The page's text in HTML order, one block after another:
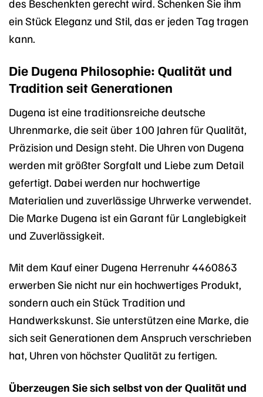
des Beschenkten gerecht wird. Schenken Sie ihm
ein Stück Eleganz und Stil, das er jeden Tag tragen
kann.
Die Dugena Philosophie: Qualität und
Tradition seit Generationen
Dugena ist eine traditionsreiche deutsche
Uhrenmarke, die seit über 100 Jahren für Qualität,
Präzision und Design steht. Die Uhren von Dugena
werden mit größter Sorgfalt und Liebe zum Detail
gefertigt. Dabei werden nur hochwertige
Materialien und zuverlässige Uhrwerke verwendet.
Die Marke Dugena ist ein Garant für Langlebigkeit
und Zuverlässigkeit.
Mit dem Kauf einer Dugena Herrenuhr 4460863
erwerben Sie nicht nur ein hochwertiges Produkt,
sondern auch ein Stück Tradition und
Handwerkskunst. Sie unterstützen eine Marke, die
sich seit Generationen dem Anspruch verschrieben
hat, Uhren von höchster Qualität zu fertigen.
Überzeugen Sie sich selbst von der Qualität und